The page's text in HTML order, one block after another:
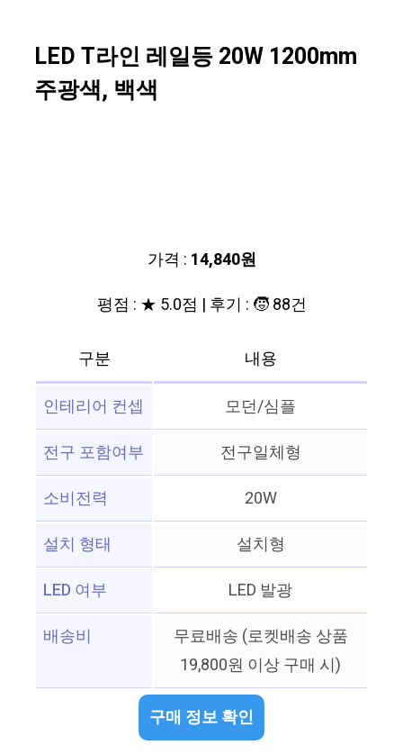
LED T라인 레일등 20W 1200mm
주광색, 백색
가격 : 14,840원
평점 : ★ 5.0점 | 후기 : 🧒 88건
구분
내용
인테리어 컨셉
모던/심플
전구 포함여부
전구일체형
소비전력
20W
설치 형태
설치형
LED 여부
LED 발광
배송비
무료배송 (로켓배송 상품
19,800원 이상 구매 시)
구매 정보 확인